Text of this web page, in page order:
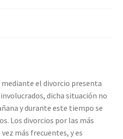
el divorcio presenta
dicha situación no
y durante este tiempo se
Los divorcios por las más
más frecuentes, y es